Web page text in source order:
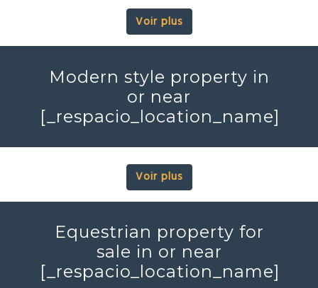
Voir plus
Modern style property in
or near
[_respacio_location_name]
Voir plus
Equestrian property for
sale in or near
[_respacio_location_name]